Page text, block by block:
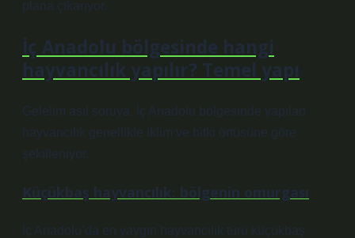
plana çıkarıyor.
İç Anadolu bölgesinde hangi
hayvancılık yapılır? Temel yapı
Gelelim asıl soruya. İç Anadolu bölgesinde yapılan
hayvancılık genellikle iklim ve bitki örtüsüne göre
şekilleniyor.
Küçükbaş hayvancılık: bölgenin omurgası
İç Anadolu’da en yaygın hayvancılık türü küçükbaş